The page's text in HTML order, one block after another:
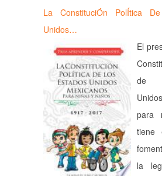
La ConstituciÓn PolÍtica
Unidos…
El
de
para
tiene
la